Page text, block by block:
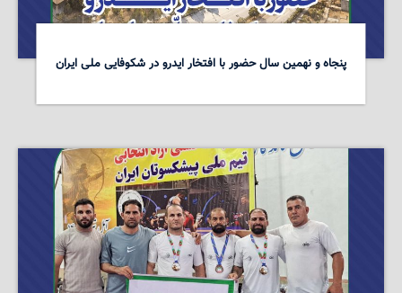
پنجاه و نهمین سال حضور با افتخار ایدرو در شکوفایی ملی ایران